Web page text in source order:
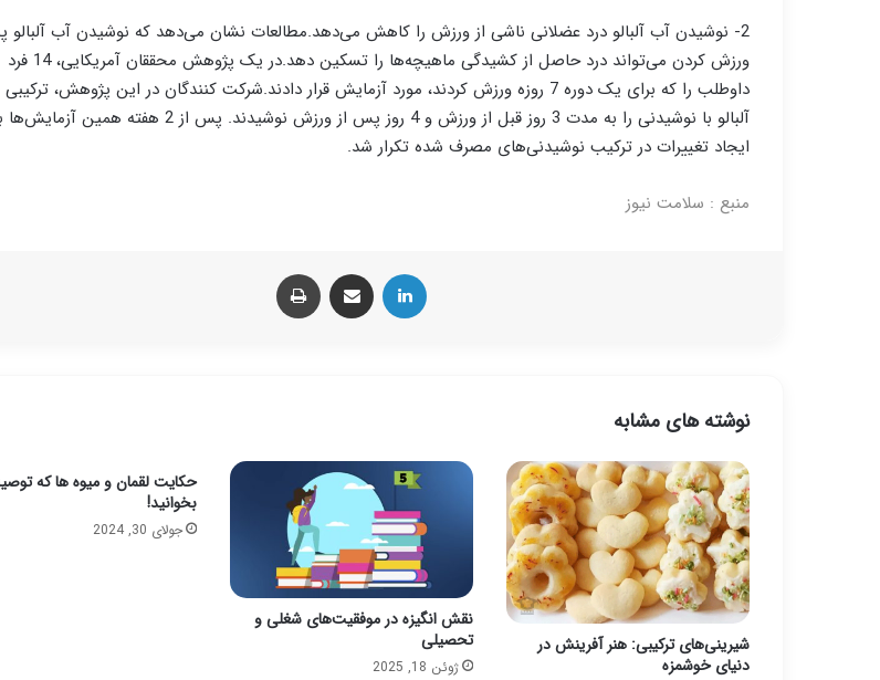
2- نوشیدن آب آلبالو درد عضلانی ناشی از ورزش را کاهش می‌دهد.مطالعات نشان می‌دهد که نوشیدن آب آلبالو
ورزش کردن می‌تواند درد حاصل از کشیدگی ماهیچه‌ها را تسکین دهد.در یک پژوهش محققان آمریکایی، 14 فرد
داوطلب را که برای یک دوره 7 روزه ورزش کردند، مورد آزمایش قرار دادند.شرکت کنندگان در این پژوهش،
آلبالو با نوشیدنی را به مدت 3 روز قبل از ورزش و 4 روز پس از ورزش نوشیدند. پس از 2 هفته همین
ایجاد تغییرات در ترکیب نوشیدنی‌های مصرف شده تکرار شد.
منبع : سلامت نیوز
لینکدین اشتراک گذاری از طریق ایمیل
نوشته های مشابه
شیرینی‌های ترکیبی: هنر آفرینش در
دنیای خوشمزه
نقش انگیزه در موفقیت‌های شغلی و
تحصیلی
ژوئن 18, 2025
حکایت لقمان و میوه ها که
بخوانید!
جولای 30, 2024